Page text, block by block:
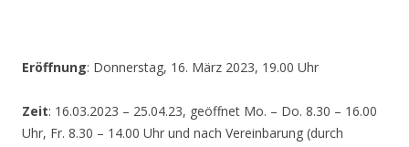
Eröffnung: Donnerstag, 16. März 2023, 19.00 Uhr
Zeit: 16.03.2023 – 25.04.23, geöffnet Mo. – Do. 8.30 – 16.00
Uhr, Fr. 8.30 – 14.00 Uhr und nach Vereinbarung (durch